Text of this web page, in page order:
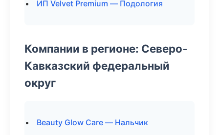
ИП Velvet Premium — Подология
Компании в регионе: Северо-
Кавказский федеральный
округ
Beauty Glow Care — Нальчик